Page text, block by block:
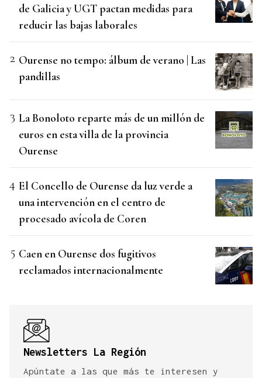
de Galicia y UGT pactan medidas para
reducir las bajas laborales
Ourense no tempo: álbum de verano | Las
pandillas
La Bonoloto reparte más de un millón de
euros en esta villa de la provincia
Ourense
El Concello de Ourense da luz verde a
una intervención en el centro de
procesado avícola de Coren
Caen en Ourense dos fugitivos
reclamados internacionalmente
Newsletters La Región
Apúntate a las que más te interesen y